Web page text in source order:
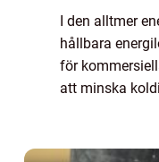
I den alltmer
hållbara
för
att minska